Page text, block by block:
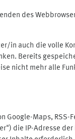
des
in auch die volle
Bereits
nicht mehr alle
Maps, RSS-
die IP-Adresse der